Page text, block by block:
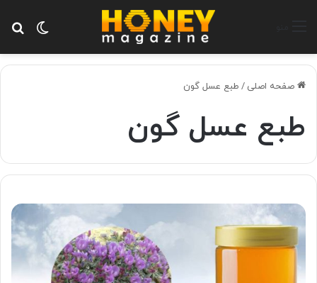
تغییر
صفحه اصلی / طبع عسل گون
طبع عسل گون